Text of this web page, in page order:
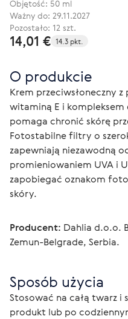
Objętość: 50 ml
Ważny do: 29.11.2027
Pozostało: 12 szt.
14,01 € 14.3 pkt.
O produkcie
Krem przeciwsłoneczny
witaminą E i
pomaga chronić skórę
Fotostabilne filtry o
zapewniają niezawodną
promieniowaniem UVA i
zapobiegać oznakom
skóry.
Producent: Dahlia d.o.o.
Zemun-Belgrade, Serbia.
Sposób użycia
Stosować na całą twarz i
produkt lub po